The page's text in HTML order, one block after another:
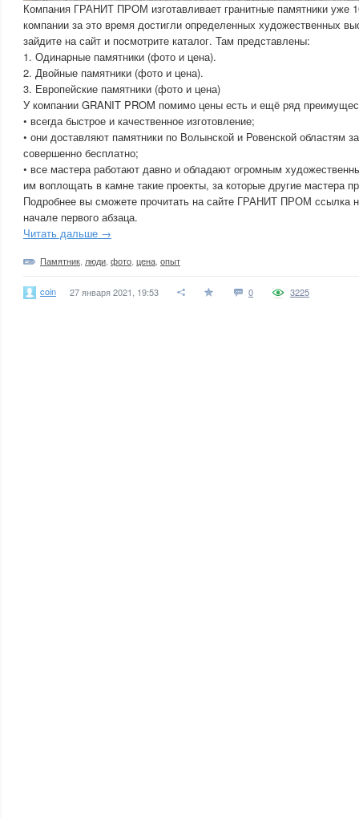
Компания ГРАНИТ ПРОМ изготавливает гранитные памятники уже
компании за это время достигли определенных художественных
зайдите на сайт и посмотрите каталог. Там представлены:
1. Одинарные памятники (фото и цена).
2. Двойные памятники (фото и цена).
3. Европейские памятники (фото и цена)
У компании GRANIT PROM помимо цены есть и ещё ряд
• всегда быстрое и качественное изготовление;
• они доставляют памятники по Волынской и Ровенской областям
совершенно бесплатно;
• все мастера работают давно и обладают огромным
им воплощать в камне такие проекты, за которые другие мастера
Подробнее вы сможете прочитать на сайте ГРАНИТ ПРОМ ссылка
начале первого абзаца.
Читать дальше →
Памятник люди фото цена опыт
coin 27 января 2021, 19:53 0 3225